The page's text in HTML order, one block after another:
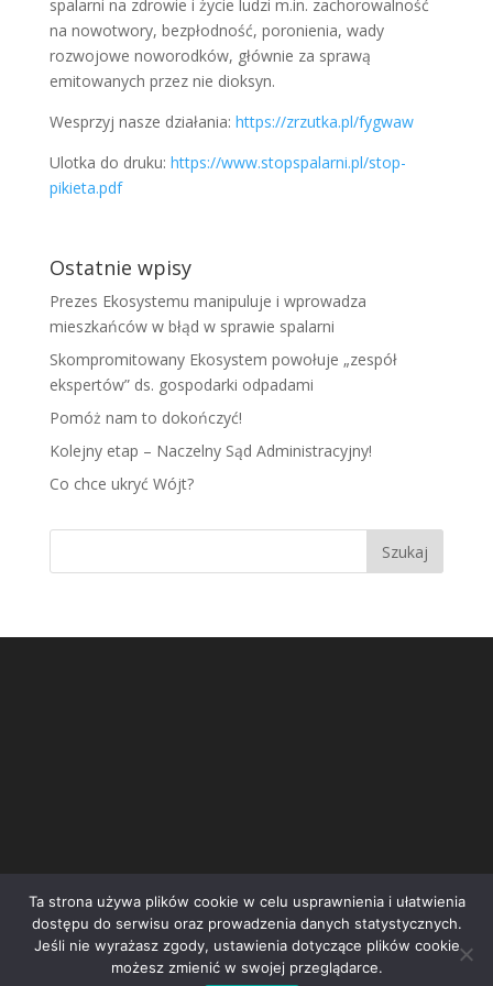
spalarni na zdrowie i życie ludzi m.in. zachorowalność
na nowotwory, bezpłodność, poronienia, wady
rozwojowe noworodków, głównie za sprawą
emitowanych przez nie dioksyn.
Wesprzyj nasze działania: https://zrzutka.pl/fygwaw
Ulotka do druku: https://www.stopspalarni.pl/stop-
pikieta.pdf
Ostatnie wpisy
Prezes Ekosystemu manipuluje i wprowadza
mieszkańców w błąd w sprawie spalarni
Skompromitowany Ekosystem powołuje „zespół
ekspertów” ds. gospodarki odpadami
Pomóż nam to dokończyć!
Kolejny etap – Naczelny Sąd Administracyjny!
Co chce ukryć Wójt?
Inicjatywa społeczna STOP Wrocławskiej Spalarni | e-
Ta strona używa plików cookie w celu usprawnienia i ułatwienia
dostępu do serwisu oraz prowadzenia danych statystycznych.
Jeśli nie wyrażasz zgody, ustawienia dotyczące plików cookie
możesz zmienić w swojej przeglądarce.